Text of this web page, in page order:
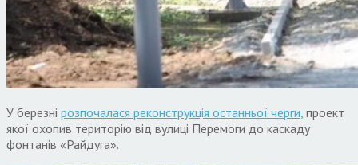
У березні розпочалася реконструкція останньої черги, проект
якої охопив територію від вулиці Перемоги до каскаду
фонтанів «Райдуга».